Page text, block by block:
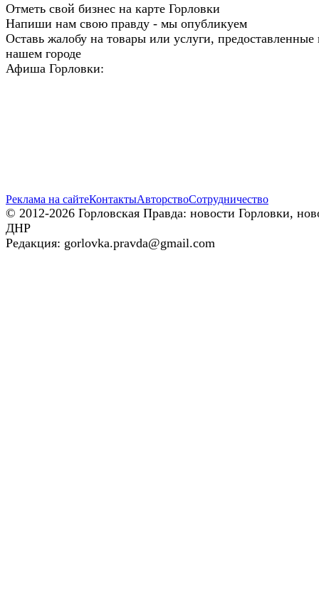
Отметь свой бизнес на карте Горловки
Напиши нам свою правду - мы опубликуем
Оставь жалобу на товары или услуги, предоставленные
нашем городе
Афиша Горловки:
Реклама на сайтеКонтактыАвторствоСотрудничество
© 2012-2026 Горловская Правда: новости Горловки,
ДНР
Редакция: gorlovka.pravda@gmail.com